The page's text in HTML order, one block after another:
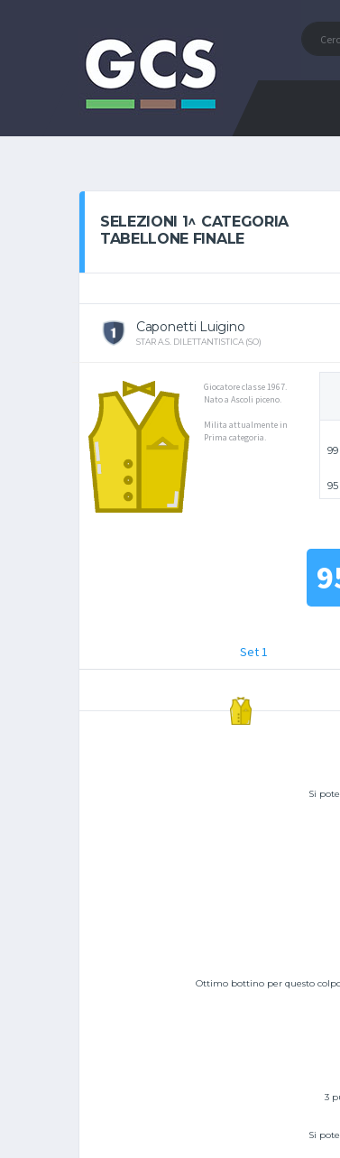
SELEZIONI 1^ CATEGORIA
TABELLONE FINALE
Caponetti Luigino
STAR A.S. DILETTANTISTICA (SO)
99
95
Giocatore classe 1967.
Nato a Ascoli piceno.
Milita attualmente in
Prima categoria.
Set 1
Si
Ottimo bottino per questo
3
Si